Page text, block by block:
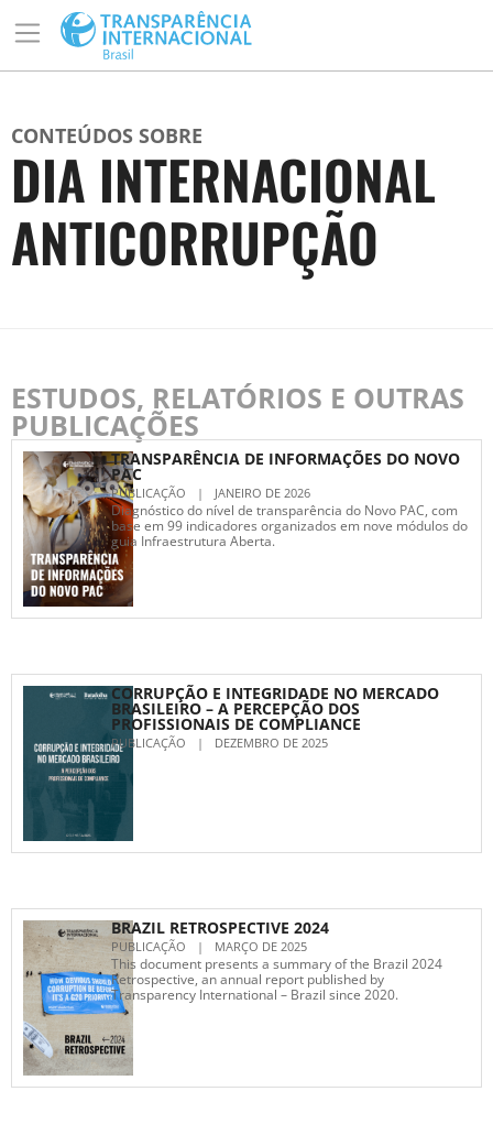
CONTEÚDOS SOBRE
DIA INTERNACIONAL
ANTICORRUPÇÃO
ESTUDOS, RELATÓRIOS E OUTRAS
PUBLICAÇÕES
TRANSPARÊNCIA DE INFORMAÇÕES DO NOVO
PAC
PUBLICAÇÃO | JANEIRO DE 2026
Diagnóstico do nível de transparência do Novo PAC, com
base em 99 indicadores organizados em nove módulos do
guia Infraestrutura Aberta.
CORRUPÇÃO E INTEGRIDADE NO MERCADO
BRASILEIRO – A PERCEPÇÃO DOS
PROFISSIONAIS DE COMPLIANCE
PUBLICAÇÃO | DEZEMBRO DE 2025
BRAZIL RETROSPECTIVE 2024
PUBLICAÇÃO | MARÇO DE 2025
This document presents a summary of the Brazil 2024
Retrospective, an annual report published by
Transparency International – Brazil since 2020.